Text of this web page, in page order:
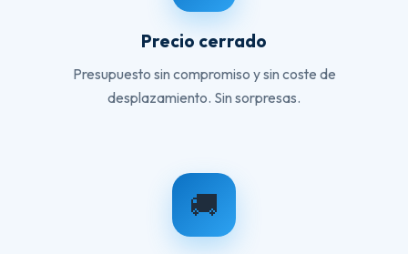
Precio cerrado
Presupuesto sin compromiso y sin coste de
desplazamiento. Sin sorpresas.
🚚